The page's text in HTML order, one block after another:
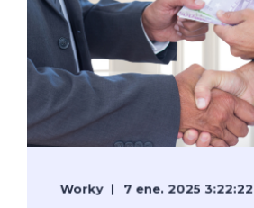
Worky 7 ene. 2025 3:22:22